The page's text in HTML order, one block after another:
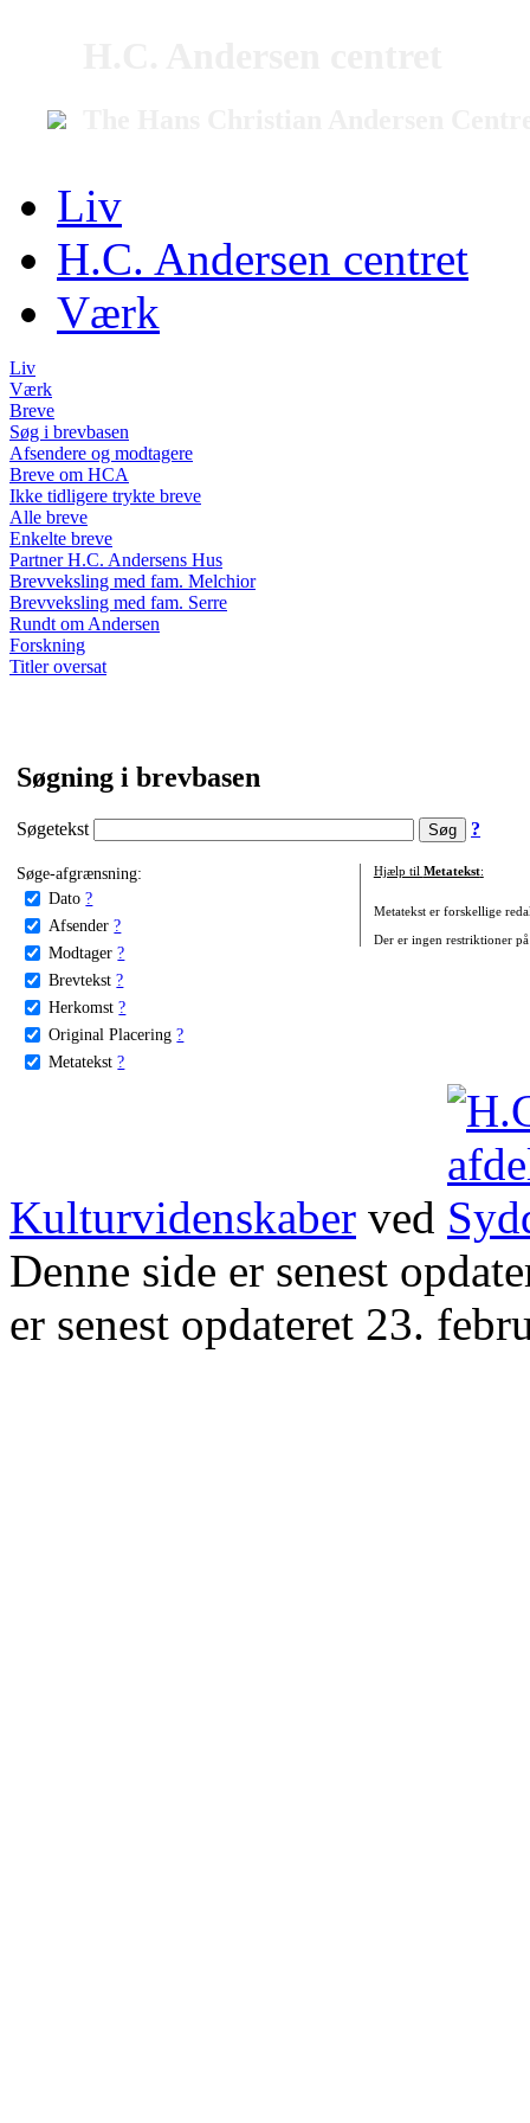
Liv
H.C. Andersen centret
Værk
Liv
Værk
Breve
Søg i brevbasen
Afsendere og modtagere
Breve om HCA
Ikke tidligere trykte breve
Alle breve
Enkelte breve
Partner H.C. Andersens Hus
Brevveksling med fam. Melchior
Brevveksling med fam. Serre
Rundt om Andersen
Forskning
Titler oversat
Søgning i brevbasen
Søgetekst ?
Søge-afgrænsning:
Dato ?
Afsender ?
Modtager ?
Brevtekst ?
Herkomst ?
Original Placering ?
Metatekst ?
Hjælp til Metatekst:
Metatekst er forskellige
Der er ingen restriktioner
Kulturvidenskaber ved
Denne side er senest
er senest opdateret 23.